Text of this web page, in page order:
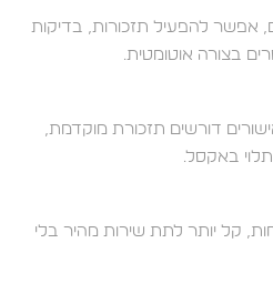
אפשר להפעיל תזכורות, בדיקות
בצורה אוטומטית.
דורשים תזכורת מוקדמת,
באקסל.
קל יותר לתת שירות מהיר בלי